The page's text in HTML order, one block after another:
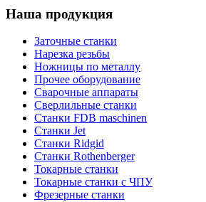
Наша продукция
Заточные станки
Нарезка резьбы
Ножницы по металлу
Прочее оборудование
Сварочные аппараты
Сверлильные станки
Станки FDB maschinen
Станки Jet
Станки Ridgid
Станки Rothenberger
Токарные станки
Токарные станки с ЧПУ
Фрезерные станки